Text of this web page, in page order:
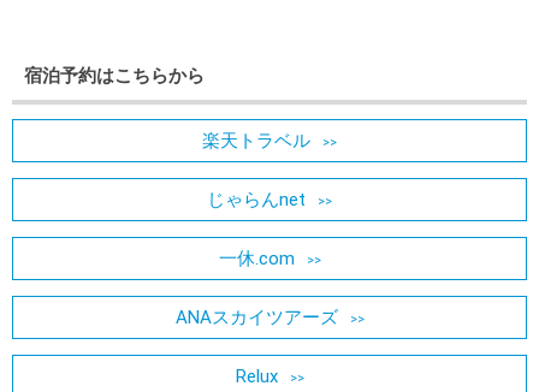
宿泊予約はこちらから
楽天トラベル
じゃらんnet
一休.com
ANAスカイツアーズ
Relux